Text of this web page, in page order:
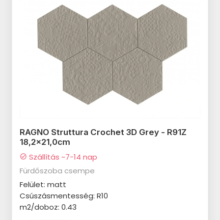
MAINZU Tin Tile termékcsalád
MAINZU Bayonne termékcsalád
MAINZU Soho termékcsalád
MAINZU Atelier termékcsalád
MAINZU Cinque Terre termékcsalád
MAINZU Rivoli termékcsalád
MAINZU Bellagio termékcsalád
MAINZU Mandala termékcsalád
MAINZU Milano termékcsalád
CERSANIT Trako termékcsalád
CERSANIT Bantu termékcsalád
RAGNO Struttura Crochet 3D Grey - R91Z
18,2x21,0cm
check_circle Szállítás ~7-14 nap
Fürdőszoba csempe
Felület: matt
Csúszásmentesség: R10
m2/doboz: 0.43